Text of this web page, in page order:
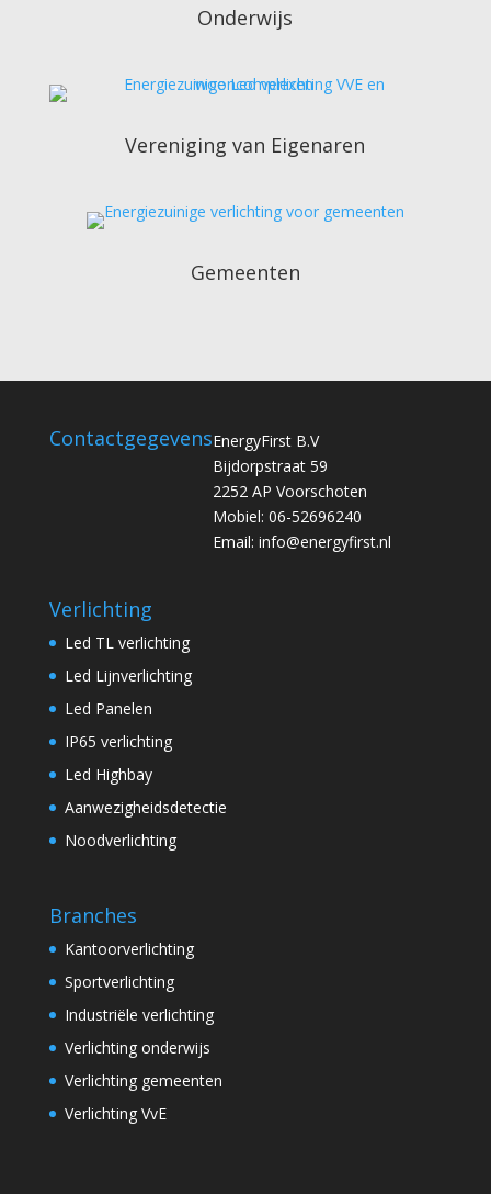
Onderwijs
Vereniging van Eigenaren
Gemeenten
ContactgegevensEnergyFirst B.V
Bijdorpstraat 59
2252 AP Voorschoten
Mobiel: 06-52696240
Email: info@energyfirst.nl
Verlichting
Led TL verlichting
Led Lijnverlichting
Led Panelen
IP65 verlichting
Led Highbay
Aanwezigheidsdetectie
Noodverlichting
Branches
Kantoorverlichting
Sportverlichting
Industriële verlichting
Verlichting onderwijs
Verlichting gemeenten
Verlichting VvE